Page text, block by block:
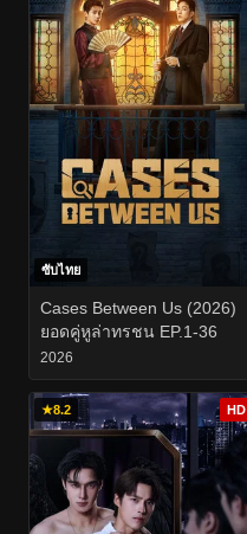
ซับไทย
Cases Between Us (2026)
ยอดคู่หูล่าทรชน EP.1-36
2026
★8.2 HD